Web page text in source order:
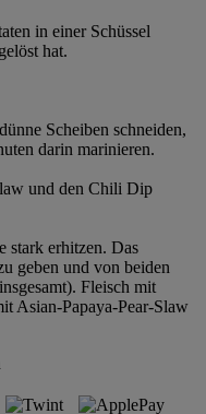
in einer Schüssel
hat.
Scheiben schneiden,
darin marinieren.
und den Chili Dip
stark erhitzen. Das
geben und von beiden
Fleisch mit
Asian-Papaya-Pear-Slaw